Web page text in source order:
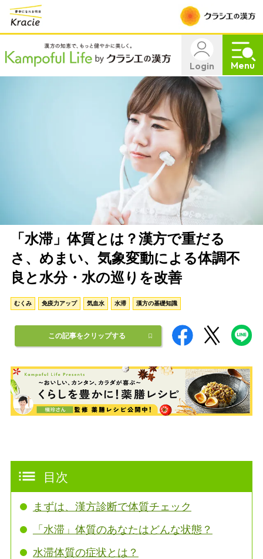
Login Menu
「水滞」体質とは？漢方で重だる
さ、めまい、気象変動による体調不
良と水分・水の巡りを改善
むくみ 免疫力アップ 気血水 水滞 漢方の基礎知識
この記事をクリップする
目次
まずは、漢方診断で体質チェック
「水滞」体質のあなたはどんな状態？
水滞体質の症状とは？